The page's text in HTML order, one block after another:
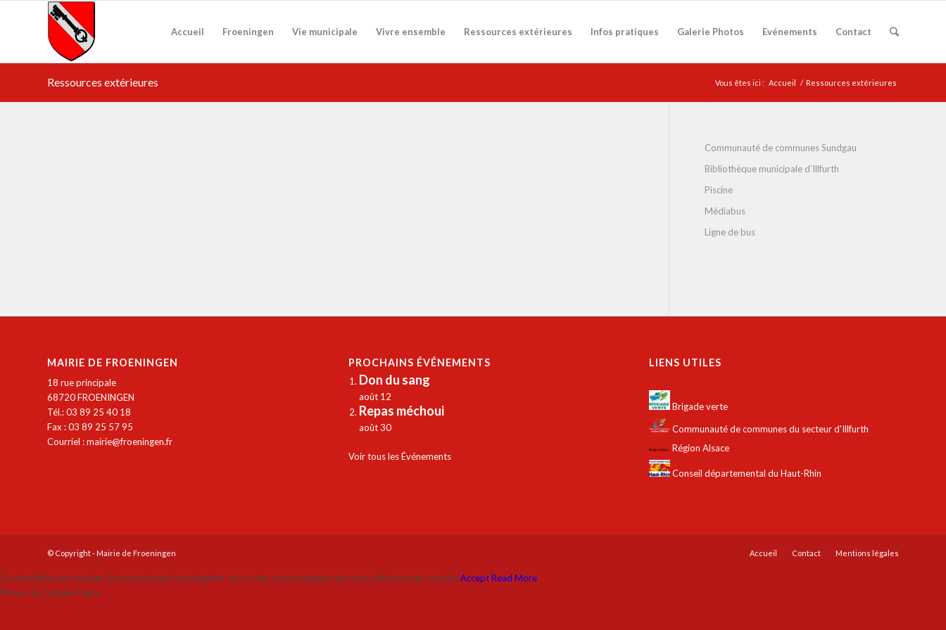
Accueil Froeningen Vie municipale Vivre ensemble Ressources extérieures Infos pratiques Galerie Photos Evénements Contact
Ressources extérieures Vous êtes ici : Accueil / Ressources extérieures
Communauté de communes Sundgau
Bibliothèque municipale d’Illfurth
Piscine
Médiabus
Ligne de bus
MAIRIE DE FROENINGEN
18 rue principale
68720 FROENINGEN
Tél.: 03 89 25 40 18
Fax : 03 89 25 57 95
Courriel :mairie@froeningen.fr
PROCHAINS ÉVÉNEMENTS
Don du sang
août 12
Repas méchoui
août 30
Voir tous les Événements
LIENS UTILES
Brigade verte
Communauté de communes du secteur d'Illfurth
Région Alsace
Conseil départemental du Haut-Rhin
© Copyright - Mairie de Froeningen Accueil Contact Mentions légales
Ce site utilise des cookies. En poursuivant la navigation sur ce site, vous acceptez que nous utilisions des cookies.AcceptRead More
Privacy & Cookies Policy